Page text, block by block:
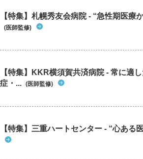
【特集】札幌秀友会病院 - “急性期医療
(医師監修)
【特集】KKR横須賀共済病院 - 常に適
症・... (医師監修)
【特集】三重ハートセンター - “心ある